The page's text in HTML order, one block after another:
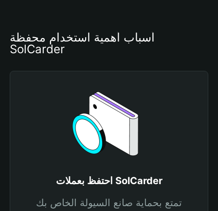
أسباب أهمية استخدام محفظة
SolCarder
احتفظ بعملات SolCarder
تمتع بحماية صانع السيولة الخاص بك